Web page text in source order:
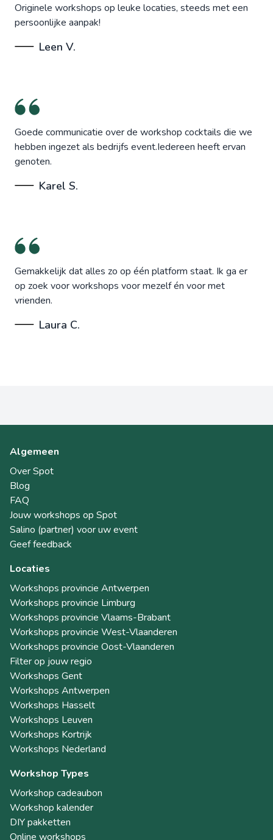
Originele workshops op leuke locaties, steeds met een
persoonlijke aanpak!
Leen V.
Goede communicatie over de workshop cocktails die we
hebben ingezet als bedrijfs event.Iedereen heeft ervan
genoten.
Karel S.
Gemakkelijk dat alles zo op één platform staat. Ik ga er
op zoek voor workshops voor mezelf én voor met
vrienden.
Laura C.
Algemeen
Over Spot
Blog
FAQ
Jouw workshops op Spot
Salino (partner) voor uw event
Geef feedback
Locaties
Workshops provincie Antwerpen
Workshops provincie Limburg
Workshops provincie Vlaams-Brabant
Workshops provincie West-Vlaanderen
Workshops provincie Oost-Vlaanderen
Filter op jouw regio
Workshops Gent
Workshops Antwerpen
Workshops Hasselt
Workshops Leuven
Workshops Kortrijk
Workshops Nederland
Workshop Types
Workshop cadeaubon
Workshop kalender
DIY pakketten
Online workshops